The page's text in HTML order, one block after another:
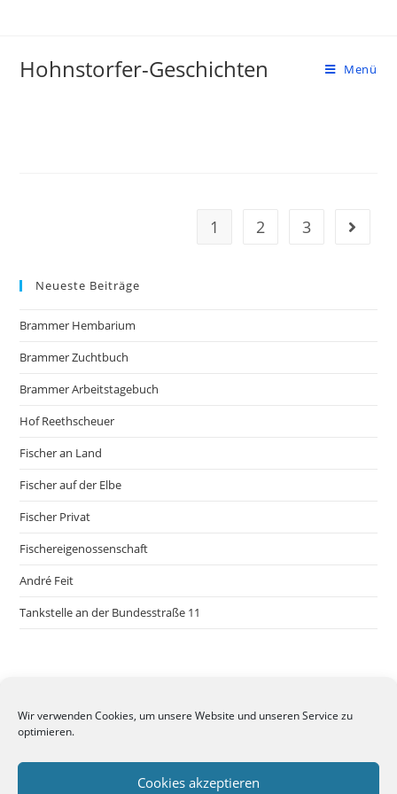
Wir verwenden Cookies, um unsere Website und unseren Service zu
optimieren.
Cookies akzeptieren
Hohnstorfer-Geschichten Menü
1 2 3 Gehe
Neueste Beiträge
Brammer Hembarium
Brammer Zuchtbuch
Brammer Arbeitstagebuch
Hof Reethscheuer
Fischer an Land
Fischer auf der Elbe
Fischer Privat
Fischereigenossenschaft
André Feit
Tankstelle an der Bundesstraße 11